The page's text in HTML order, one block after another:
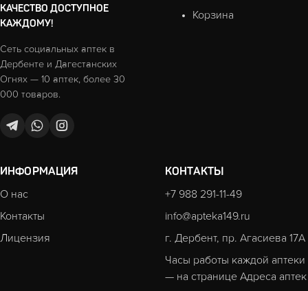
КАЧЕСТВО ДОСТУПНОЕ
КАЖДОМУ!
Сеть социальных аптек в
Дербенте и Дагестанских
Огнях — 10 аптек, более 30
000 товаров.
Корзина
ИНФОРМАЦИЯ
О нас
Контакты
Лицензия
КОНТАКТЫ
+7 988 291-11-49
info@apteka149.ru
г. Дербент, пр. Агасиева 17А
Часы работы каждой аптеки
— на странице Адреса аптек